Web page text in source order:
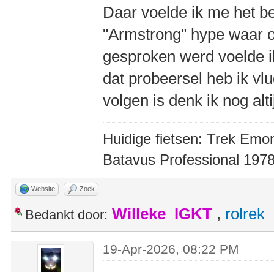
Daar voelde ik me het
"Armstrong" hype waar
gesproken werd voelde
dat probeersel heb ik
volgen is denk ik nog
Huidige fietsen: Trek
Batavus Professional
Website Zoek
Bedankt door: Willeke_IGKT , rolrek
19-Apr-2026, 08:22 PM